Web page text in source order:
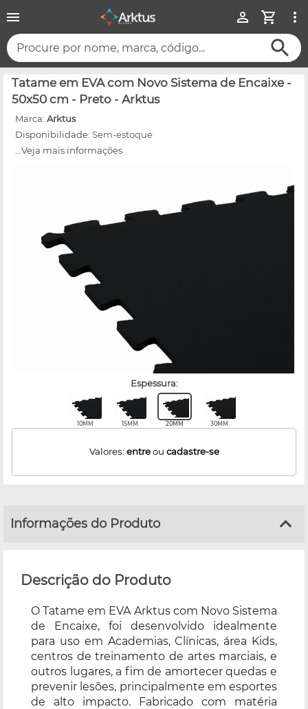
Procure por nome, marca, código...
Tatame em EVA com Novo Sistema de Encaixe -
50x50 cm - Preto - Arktus
Marca: Arktus
Disponibilidade: Sem-estoque
...Veja mais informações
espessura:
10MM 15MM 20MM 30MM
Valores: entreou cadastre-se
Informações do Produto
Descrição do Produto
O Tatame em EVA Arktus com Novo Sistema
de Encaixe, foi desenvolvido idealmente
para uso em Academias, Clínicas, área Kids,
centros de treinamento de artes marciais, e
outros lugares, a fim de amortecer quedas e
prevenir lesões, principalmente em esportes
de alto impacto. Fabricado com matéria